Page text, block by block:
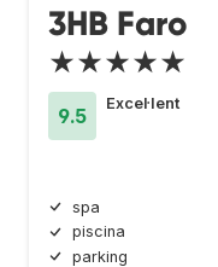
3HB Faro
★★★★★
9.5
Excel·lent
spa
piscina
parking